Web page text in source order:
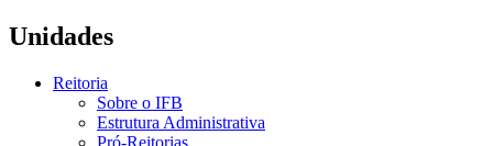
Unidades
Reitoria
Sobre o IFB
Estrutura Administrativa
Pró-Reitorias